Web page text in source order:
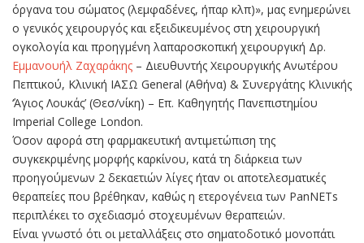
όργανα του σώματος (λεμφαδένες, ήπαρ κλπ)», μας ενημερώνει
ο γενικός χειρουργός και εξειδικευμένος στη χειρουργική
ογκολογία και προηγμένη λαπαροσκοπική χειρουργική Δρ.
Εμμανουήλ Ζαχαράκης – Διευθυντής Χειρουργικής Ανωτέρου
Πεπτικού, Κλινική ΙΑΣΩ General (Αθήνα) & Συνεργάτης Κλινικής
‘Άγιος Λουκάς’ (Θεσ/νίκη) – Επ. Καθηγητής Πανεπιστημίου
Imperial College London.
Όσον αφορά στη φαρμακευτική αντιμετώπιση της
συγκεκριμένης μορφής καρκίνου, κατά τη διάρκεια των
προηγούμενων 2 δεκαετιών λίγες ήταν οι αποτελεσματικές
θεραπείες που βρέθηκαν, καθώς η ετερογένεια των PanNETs
περιπλέκει το σχεδιασμό στοχευμένων θεραπειών.
Είναι γνωστό ότι οι μεταλλάξεις στο σηματοδοτικό μονοπάτι